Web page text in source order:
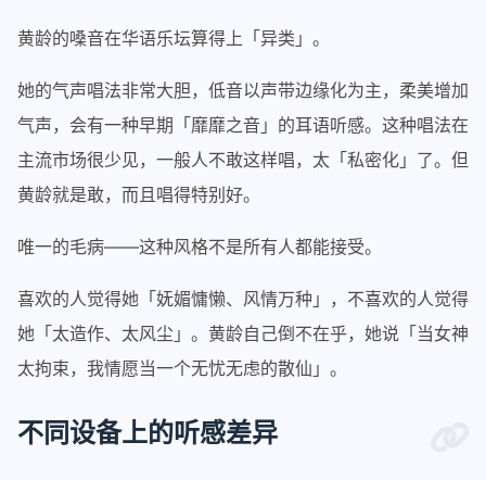
黄龄的嗓音在华语乐坛算得上「异类」。
她的气声唱法非常大胆，低音以声带边缘化为主，柔美增加
气声，会有一种早期「靡靡之音」的耳语听感。这种唱法在
主流市场很少见，一般人不敢这样唱，太「私密化」了。但
黄龄就是敢，而且唱得特别好。
唯一的毛病——这种风格不是所有人都能接受。
喜欢的人觉得她「妩媚慵懒、风情万种」，不喜欢的人觉得
她「太造作、太风尘」。黄龄自己倒不在乎，她说「当女神
太拘束，我情愿当一个无忧无虑的散仙」。
不同设备上的听感差异